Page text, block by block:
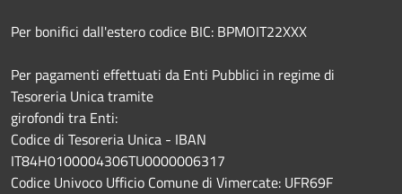
Per bonifici dall'estero codice BIC: BPMOIT22XXX
Per pagamenti effettuati da Enti Pubblici in regime di
Tesoreria Unica tramite
girofondi tra Enti:
Codice di Tesoreria Unica - IBAN
IT84H0100004306TU0000006317
Codice Univoco Ufficio Comune di Vimercate: UFR69F